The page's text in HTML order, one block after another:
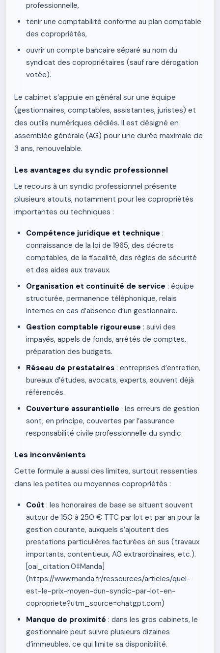
professionnelle,
tenir une comptabilité conforme au plan comptable
des copropriétés,
ouvrir un compte bancaire séparé au nom du
syndicat des copropriétaires (sauf rare dérogation
votée).
Le cabinet s’appuie en général sur une équipe
(gestionnaires, comptables, assistantes, juristes) et
des outils numériques dédiés. Il est désigné en
assemblée générale (AG) pour une durée maximale de
3 ans, renouvelable.
Les avantages du syndic professionnel
Le recours à un syndic professionnel présente
plusieurs atouts, notamment pour les copropriétés
importantes ou techniques :
Compétence juridique et technique :
connaissance de la loi de 1965, des décrets
comptables, de la fiscalité, des règles de sécurité
et des aides aux travaux.
Organisation et continuité de service : équipe
structurée, permanence téléphonique, relais
internes en cas d’absence d’un gestionnaire.
Gestion comptable rigoureuse : suivi des
impayés, appels de fonds, arrêtés de comptes,
préparation des budgets.
Réseau de prestataires : entreprises d’entretien,
bureaux d’études, avocats, experts, souvent déjà
référencés.
Couverture assurantielle : les erreurs de gestion
sont, en principe, couvertes par l’assurance
responsabilité civile professionnelle du syndic.
Les inconvénients
Cette formule a aussi des limites, surtout ressenties
dans les petites ou moyennes copropriétés :
Coût : les honoraires de base se situent souvent
autour de 150 à 250 € TTC par lot et par an pour la
gestion courante, auxquels s’ajoutent des
prestations particulières facturées en sus (travaux
importants, contentieux, AG extraordinaires, etc.).
[oai_citation:0‡Manda]
(https://www.manda.fr/ressources/articles/quel-
est-le-prix-moyen-dun-syndic-par-lot-en-
copropriete?utm_source=chatgpt.com)
Manque de proximité : dans les gros cabinets, le
gestionnaire peut suivre plusieurs dizaines
d’immeubles, ce qui limite sa disponibilité.